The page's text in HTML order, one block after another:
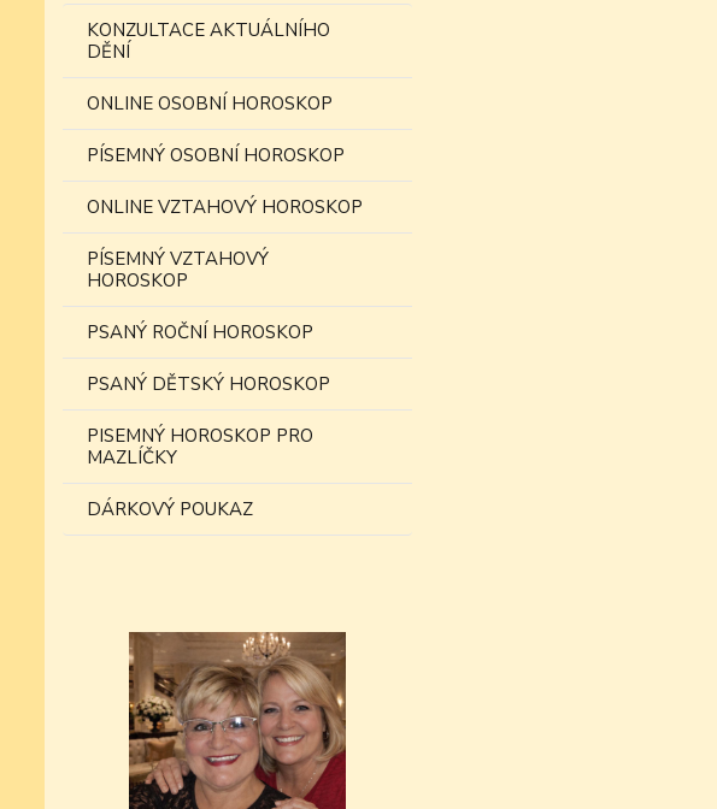
KONZULTACE AKTUÁLNÍHO
DĚNÍ
ONLINE OSOBNÍ HOROSKOP
PÍSEMNÝ OSOBNÍ HOROSKOP
ONLINE VZTAHOVÝ HOROSKOP
PÍSEMNÝ VZTAHOVÝ
HOROSKOP
PSANÝ ROČNÍ HOROSKOP
PSANÝ DĚTSKÝ HOROSKOP
PISEMNÝ HOROSKOP PRO
MAZLÍČKY
DÁRKOVÝ POUKAZ